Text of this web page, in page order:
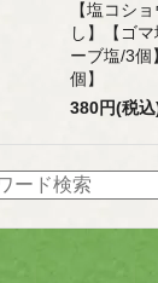
【塩コシ
し】【ゴ
ーブ塩/3個
個】
380円(税込